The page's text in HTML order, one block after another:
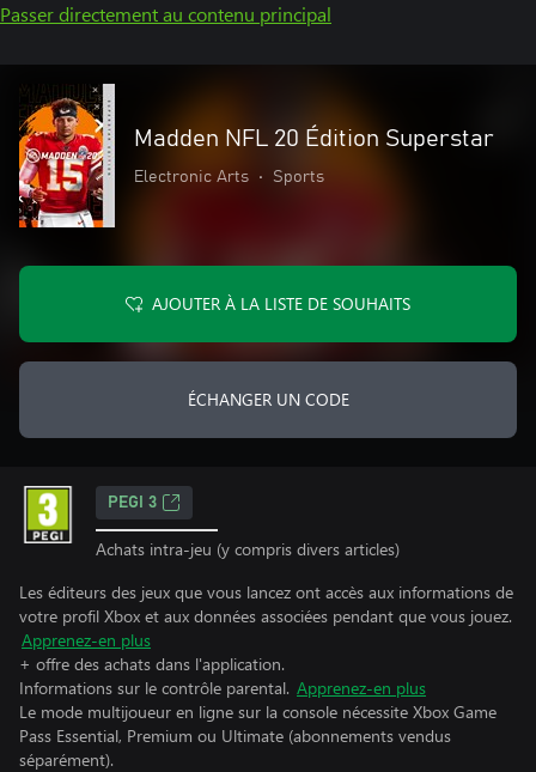
Passer directement au contenu principal
Madden NFL 20 Édition Superstar
Electronic Arts • Sports
AJOUTER À LA LISTE DE SOUHAITS
ÉCHANGER UN CODE
PEGI 3
Achats intra-jeu (y compris divers articles)
Les éditeurs des jeux que vous lancez ont accès aux informations de
votre profil Xbox et aux données associées pendant que vous jouez.
Apprenez-en plus
+ offre des achats dans l'application.
Informations sur le contrôle parental. Apprenez-en plus
Le mode multijoueur en ligne sur la console nécessite Xbox Game
Pass Essential, Premium ou Ultimate (abonnements vendus
séparément).